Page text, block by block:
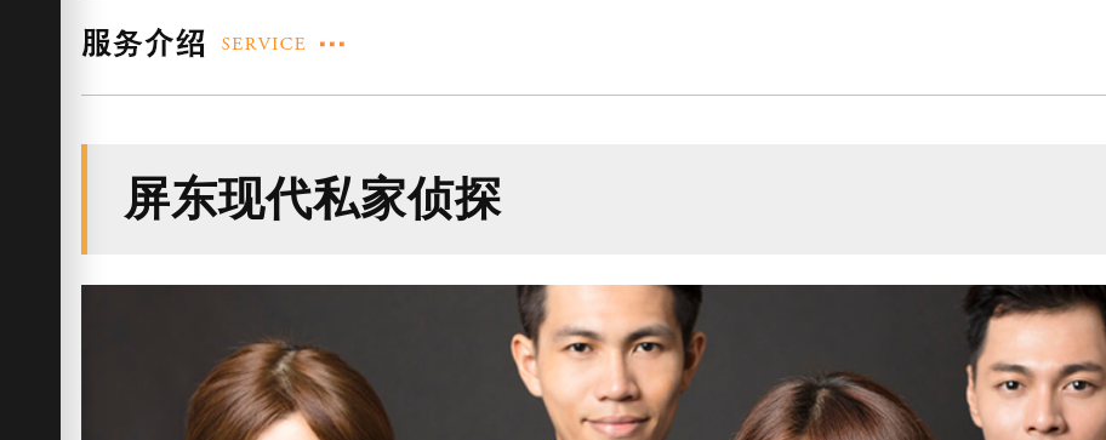
屏东现代私家侦探